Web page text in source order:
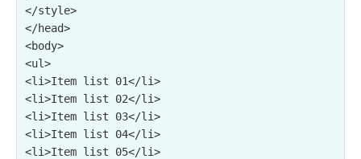
</style>
</head>
<ul>
<li>Item list 01</li>
<li>Item list 02</li>
<li>Item list 03</li>
<li>Item list 04</li>
<li>Item list 05</li>